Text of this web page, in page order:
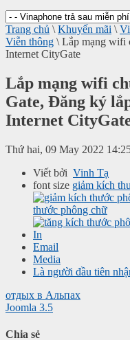
Trang chủ \ Khuyến mãi \
Viễn thông \ Lắp mạng wifi
Internet CityGate
Lắp mạng wifi
Gate, Đăng ký
Internet
Thứ hai, 09 May 2022
Viết bởi Vinh Tạ
font size giảm kích
thước phông chữ
In
Email
Media
Là người đầu tiên
отдых в Альпах
Joomla 3.5
Chia sẻ